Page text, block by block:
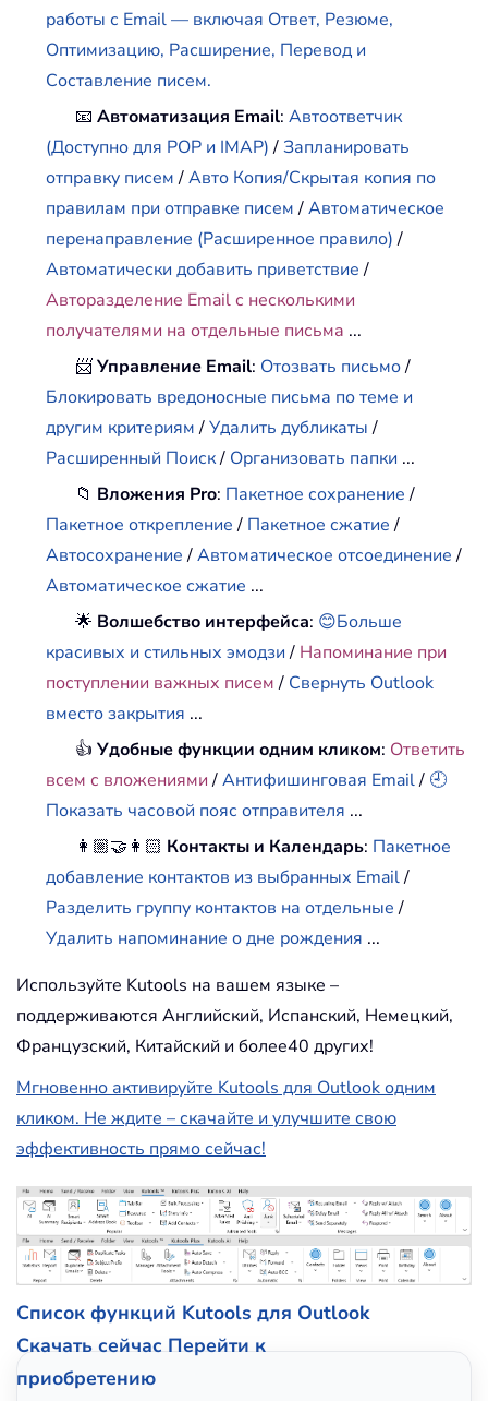
работы с Email — включая Ответ, Резюме,
Оптимизацию, Расширение, Перевод и
Составление писем.
📧Автоматизация Email:Автоответчик
(Доступно для POP и IMAP)/Запланировать
отправку писем/Авто Копия/Скрытая копия по
правилам при отправке писем/Автоматическое
перенаправление (Расширенное правило)/
Автоматически добавить приветствие/
Авторазделение Email с несколькими
получателями на отдельные письма ...
📨Управление Email: Отозвать письмо/
Блокировать вредоносные письма по теме и
другим критериям/Удалить дубликаты/
Расширенный Поиск/ Организовать папки ...
📁 Вложения Pro: Пакетное сохранение/
Пакетное открепление/ Пакетное сжатие/
Автосохранение/Автоматическое отсоединение/
Автоматическое сжатие ...
🌟 Волшебство интерфейса: 😊Больше
красивых и стильных эмодзи/ Напоминание при
поступлении важных писем/ Свернуть Outlook
вместо закрытия ...
👍Удобные функции одним кликом: Ответить
всем с вложениями /Антифишинговая Email/ 🕘
Показать часовой пояс отправителя ...
👩🏼‍🤝‍👩🏻 Контакты и Календарь: Пакетное
добавление контактов из выбранных Email/
Разделить группу контактов на отдельные/
Удалить напоминание о дне рождения ...
Используйте Kutools на вашем языке –
поддерживаются Английский, Испанский, Немецкий,
Французский, Китайский и более40 других!
Мгновенно активируйте Kutools для Outlook одним
кликом. Не ждите – скачайте и улучшите свою
эффективность прямо сейчас!
Список функций Kutools для Outlook
Скачать сейчас Перейти к
приобретению